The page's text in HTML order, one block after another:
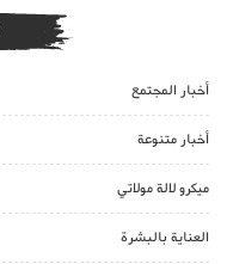
أخبار المجتمع
أخبار متنوعة
ميكرو لالة مولاتي
العناية بالبشرة